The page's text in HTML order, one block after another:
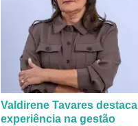
Valdirene Tavares destaca
experiência na gestão